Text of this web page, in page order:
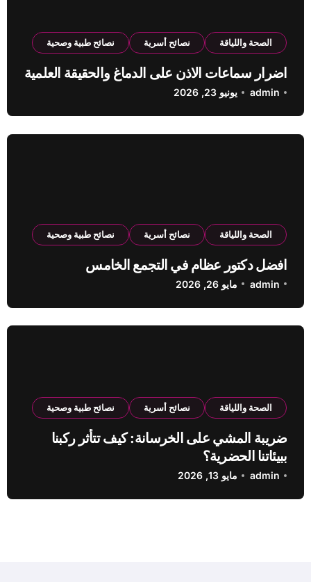
الصحة واللياقة نصائح أسرية نصائح طبية وصحية
اضرار سماعات الاذن على الدماغ والحقيقة العلمية
admin يونيو 23, 2026
الصحة واللياقة نصائح أسرية نصائح طبية وصحية
افضل دكتور عظام في التجمع الخامس
admin مايو 26, 2026
الصحة واللياقة نصائح أسرية نصائح طبية وصحية
ضريبة المشي على الخرسانة: كيف تتأثر ركبنا
ببيئاتنا الحضرية؟
admin مايو 13, 2026